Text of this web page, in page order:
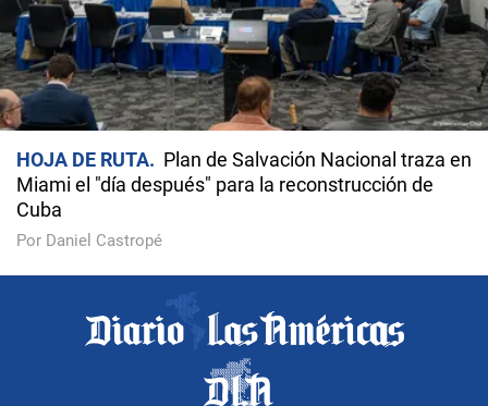
HOJA DE RUTA
Plan de Salvación Nacional traza en
Miami el "día después" para la reconstrucción de
Cuba
Por Daniel Castropé